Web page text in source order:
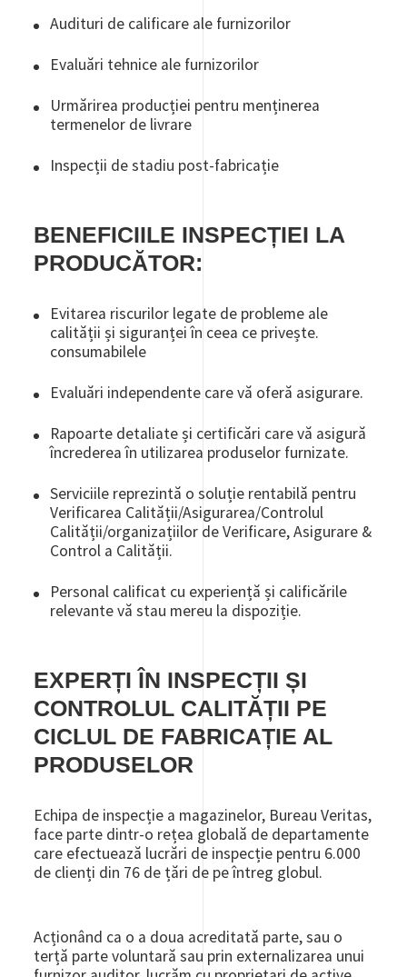
Audituri de calificare ale furnizorilor
Evaluări tehnice ale furnizorilor
Urmărirea producției pentru menținerea
termenelor de livrare
Inspecții de stadiu post-fabricație
BENEFICIILE INSPECȚIEI LA
PRODUCĂTOR:
Evitarea riscurilor legate de probleme ale
calității și siguranței în ceea ce privește.
consumabilele
Evaluări independente care vă oferă asigurare.
Rapoarte detaliate și certificări care vă asigură
încrederea în utilizarea produselor furnizate.
Serviciile reprezintă o soluție rentabilă pentru
Verificarea Calității/Asigurarea/Controlul
Calității/organizațiilor de Verificare, Asigurare &
Control a Calității.
Personal calificat cu experiență și calificările
relevante vă stau mereu la dispoziție.
EXPERȚI ÎN INSPECȚII ȘI
CONTROLUL CALITĂȚII PE
CICLUL DE FABRICAȚIE AL
PRODUSELOR
Echipa de inspecție a magazinelor, Bureau Veritas,
face parte dintr-o rețea globală de departamente
care efectuează lucrări de inspecție pentru 6.000
de clienți din 76 de țări de pe întreg globul.
Acționând ca o a doua acreditată parte, sau o
terță parte voluntară sau prin externalizarea unui